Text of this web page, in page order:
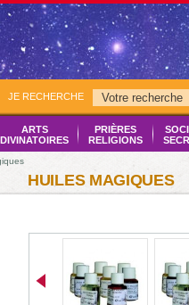
JE RECHERCHE
ARTS
DIVINATOIRES
PRIÈRES
RELIGIONS
HUILES MAGIQUES